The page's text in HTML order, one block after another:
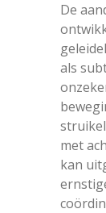
De
als
met
kan